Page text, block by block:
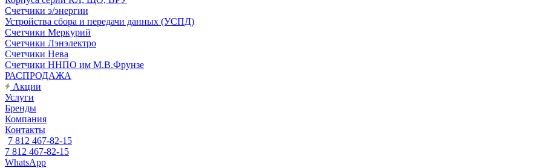
Счетчики э/энергии
Устройства сбора и передачи данных (УСПД)
Счетчики Меркурий
Счетчики Лэнэлектро
Счетчики Нева
Счетчики ННПО им М.В.Фрунзе
РАСПРОДАЖА
Акции
Услуги
Бренды
Компания
Контакты
7 812 467-82-15
7 812 467-82-15
WhatsApp